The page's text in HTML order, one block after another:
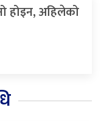
होइन, अहिलेको